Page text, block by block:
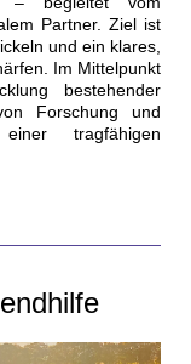
Partner. Ziel ist
und ein klares,
Im Mittelpunkt
bestehender
Forschung und
tragfähigen